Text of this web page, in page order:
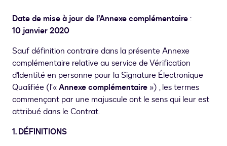
Date de mise à jour de l’Annexe complémentaire:
10 janvier 2020
Sauf définition contraire dans la présente Annexe
complémentaire relative au service de Vérification
d'Identité en personne pour la Signature Électronique
Qualifiée (l’«Annexe complémentaire ») , les termes
commençant par une majuscule ont le sens qui leur est
attribué dans le Contrat.
1. DÉFINITIONS